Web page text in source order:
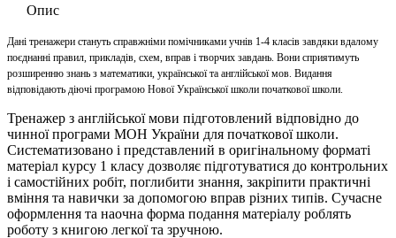
Опис
Дані тренажери стануть справжніми помічниками учнів 1-4 класів завдяки вдалому
поєднанні правил, прикладів, схем, вправ i творчих завдань. Вони сприятимуть
розширенню знань з математики, української та англійської мов. Видання
відповідають діючі програмою Нової Української школи початкової школи.
Тренажер з англійської мови підготовлений відповідно до
чинної програми МОН України для початкової школи.
Систематизовано і представлений в оригінальному форматі
матеріал курсу 1 класу дозволяє підготуватися до контрольних
і самостійних робіт, поглибити знання, закріпити практичні
вміння та навички за допомогою вправ різних типів. Сучасне
оформлення та наочна форма подання матеріалу роблять
роботу з книгою легкої та зручною.